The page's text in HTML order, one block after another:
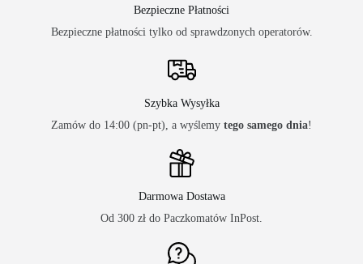
Bezpieczne Płatności
Bezpieczne płatności tylko od sprawdzonych operatorów.
Szybka Wysyłka
Zamów do 14:00 (pn-pt), a wyślemy tego samego dnia!
Darmowa Dostawa
Od 300 zł do Paczkomatów InPost.